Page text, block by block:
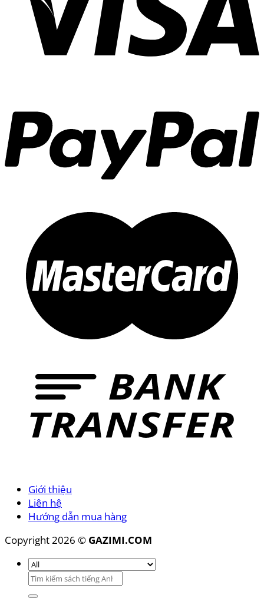
Giới thiệu
Liên hệ
Hướng dẫn mua hàng
Copyright 2026 © GAZIMI.COM
Tìm